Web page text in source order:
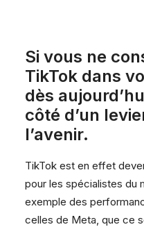
Si vous ne
TikTok dans
dès
côté d’un
l’avenir.
TikTok est en effet
pour les spécialistes du
exemple des
celles de Meta, que ce